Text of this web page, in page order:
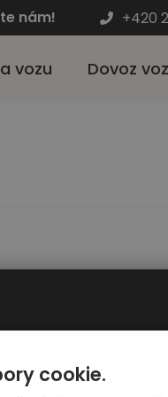
nám! +420
vozu Dovoz
cookie.